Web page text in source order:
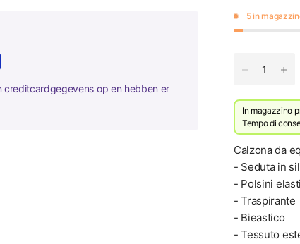
5 in
In magazzino
Tempo di
Calzona da
- Seduta in
- Polsini
- Traspirante
- Bieastico
- Tessuto
creditcardgegevens op en hebben er